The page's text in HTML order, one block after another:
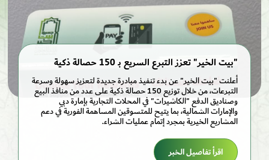
"بيت الخير" تعزز التبرع السريع بـ 150 حصالة ذكية
أعلنت "بيت الخير" عن بدء تنفيذ مبادرة جديدة لتعزيز سهولة وسرعة
التبرعات، من خلال توزيع 150 حصالة ذكية على عدد من منافذ البيع
وصناديق الدفع "الكاشيرات" في المحلات التجارية بإمارة دبي
والإمارات الشمالية، بما يتيح للمتسوقين المساهمة الفورية في دعم
المشاريع الخيرية بمجرد إتمام عمليات الشراء.
اقرأ تفاصيل الخبر